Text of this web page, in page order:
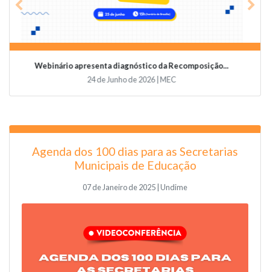
Videoconferência vai abordar o papel da educaçã...
19 de Junho de 2026 | Undime
Previous
Agenda dos 100 dias para as Secretarias
Municipais de Educação
07 de Janeiro de 2025 | Undime